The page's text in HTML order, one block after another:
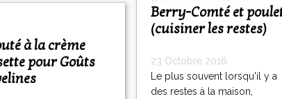
Berry-Comté et
(cuisiner les restes)
23 Octobre 2016
Le plus souvent lorsqu'il y a
des restes à la maison,
pour Goûts